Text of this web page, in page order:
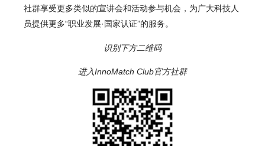
社群享受更多类似的宣讲会和活动参与机会，为广大科技人
员提供更多“职业发展·国家认证”的服务。
识别下方二维码
进入InnoMatch Club官方社群